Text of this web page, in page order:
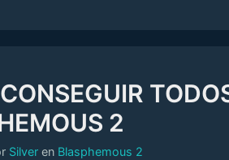
2
Silver en Categorías
Blasphemous 2